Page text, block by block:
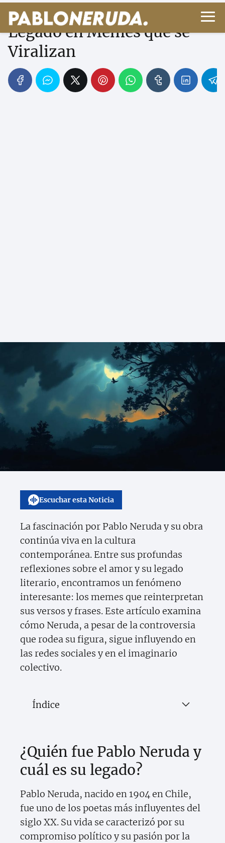
Neruda y el Amor: Su
Legado en Memes que se
Viralizan
Escuchar esta Noticia
La fascinación por Pablo Neruda y su obra
continúa viva en la cultura
contemporánea. Entre sus profundas
reflexiones sobre el amor y su legado
literario, encontramos un fenómeno
interesante: los memes que reinterpretan
sus versos y frases. Este artículo examina
cómo Neruda, a pesar de la controversia
que rodea su figura, sigue influyendo en
las redes sociales y en el imaginario
colectivo.
Índice
¿Quién fue Pablo Neruda y
cuál es su legado?
Pablo Neruda, nacido en 1904 en Chile,
fue uno de los poetas más influyentes del
siglo XX. Su vida se caracterizó por su
compromiso político y su pasión por la